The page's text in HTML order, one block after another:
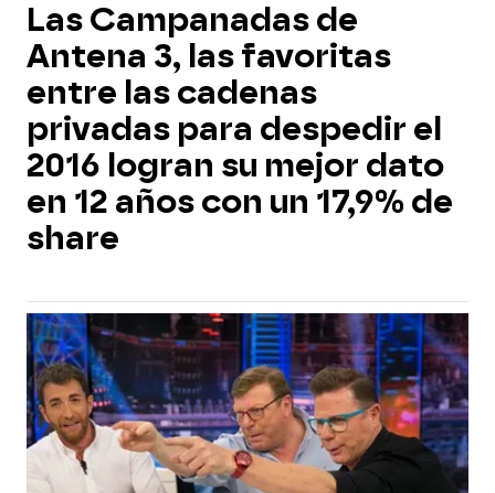
Las Campanadas de
Antena 3, las favoritas
entre las cadenas
privadas para despedir el
2016 logran su mejor dato
en 12 años con un 17,9% de
share